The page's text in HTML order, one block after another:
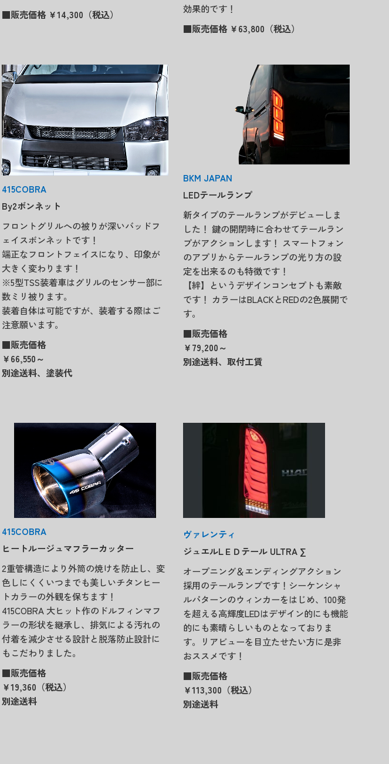
■販売価格 ￥14,300（税込）
効果的です！
■販売価格 ￥63,800（税込）
415COBRA
By2ボンネット
フロントグリルへの被りが深いバッドフ
ェイスボンネットです！
端正なフロントフェイスになり、印象が
大きく変わります！
※5型TSS装着車はグリルのセンサー部に
数ミリ被ります。
装着自体は可能ですが、装着する際はご
注意願います。
■販売価格
￥66,550～
別途送料、塗装代
BKM JAPAN
LEDテールランプ
新タイプのテールランプがデビューしま
した！ 鍵の開閉時に合わせてテールラン
プがアクションします！ スマートフォン
のアプリからテールランプの光り方の設
定を出来るのも特徴です！
【絆】というデザインコンセプトも素敵
です！ カラーはBLACKとREDの2色展開で
す。
■販売価格
￥79,200～
別途送料、取付工賃
415COBRA
ヒートルージュマフラーカッター
2重管構造により外筒の焼けを防止し、変
色しにくくいつまでも美しいチタンヒー
トカラーの外観を保ちます！
415COBRA 大ヒット作のドルフィンマフ
ラーの形状を継承し、排気による汚れの
付着を減少させる設計と脱落防止設計に
もこだわりました。
■販売価格
￥19,360（税込）
別途送料
ヴァレンティ
ジュエルLＥＤテール ULTRA ∑
オープニング＆エンディングアクション
採用のテールランプです！シーケンシャ
ルパターンのウィンカーをはじめ、100発
を超える高輝度LEDはデザイン的にも機能
的にも素晴らしいものとなっておりま
す。リアビューを目立たせたい方に是非
おススメです！
■販売価格
￥113,300（税込）
別途送料